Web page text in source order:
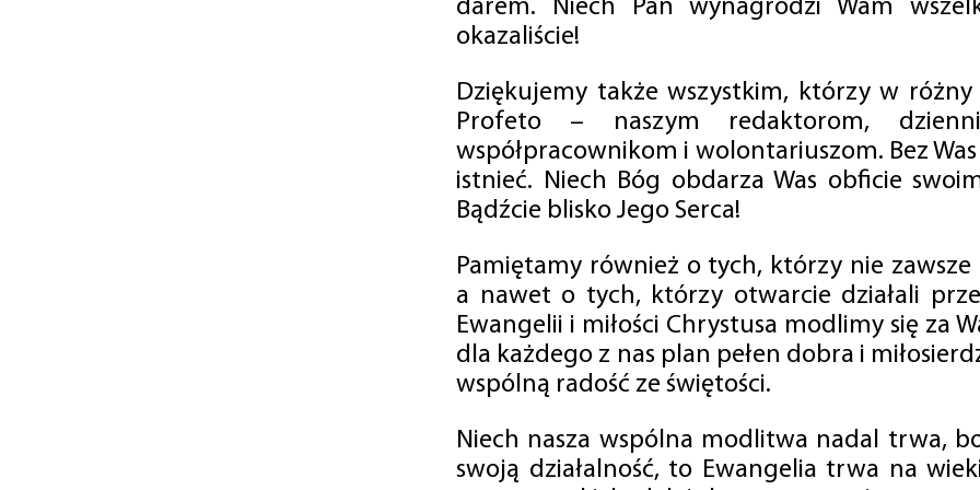
darem. Niech Pan wynagrodzi Wam
okazaliście!
Dziękujemy także wszystkim, którzy w różny
Profeto – naszym redaktorom,
współpracownikom i wolontariuszom. Bez
istnieć. Niech Bóg obdarza Was obficie
Bądźcie blisko Jego Serca!
Pamiętamy również o tych, którzy nie zawsze
a nawet o tych, którzy otwarcie działali
Ewangelii i miłości Chrystusa modlimy się za
dla każdego z nas plan pełen dobra i
wspólną radość ze świętości.
Niech nasza wspólna modlitwa nadal trwa,
swoją działalność, to Ewangelia trwa na